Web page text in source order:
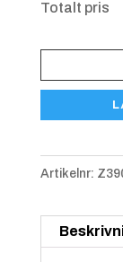
på 25
”Eget
Totalt pris
Allround
Artikelnr: